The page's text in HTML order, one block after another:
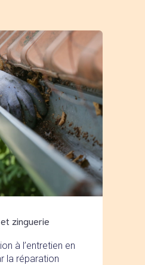
zinguerie
à l’entretien en
la réparation